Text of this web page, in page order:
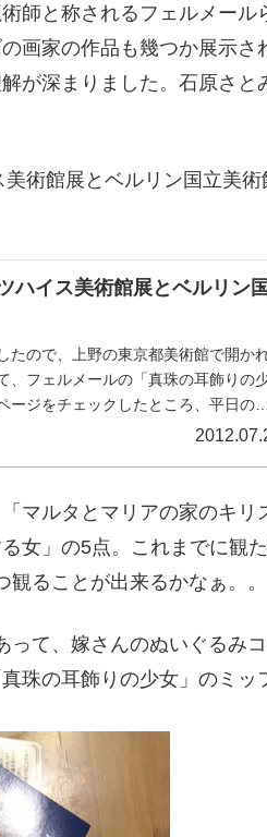
師と称されるフェルメール
画家の作品も幾つか展示さ
が深まりました。石原さと
術館展とベルリン国立美術
ハイス美術館展とベルリン国
たので、上野の東京都美術館で開か
、フェルメールの「真珠の耳飾りの
ジをチェックしたところ、平日の朝
マルタとマリアの家のキリ
女」の5点。これまでに観
ることが出来るかなぁ。。
って、嫁さんのぬいぐるみ
珠の耳飾りの少女」のミッ